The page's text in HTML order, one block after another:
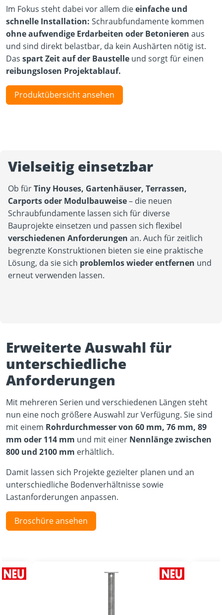
Im Fokus steht dabei vor allem dieeinfache und
schnelle Installation: Schraubfundamente kommen
ohne aufwendige Erdarbeiten oder Betonieren aus
und sind direkt belastbar, da kein Aushärten nötig ist.
Das spart Zeit auf der Baustelle und sorgt für einen
reibungslosen Projektablauf.
Produktübersicht ansehen
Vielseitig einsetzbar
Ob fürTiny Houses, Gartenhäuser, Terrassen,
Carports oder Modulbauweise– die neuen
Schraubfundamente lassen sich für diverse
Bauprojekte einsetzen und passen sich flexibel
verschiedenen Anforderungen an. Auch für zeitlich
begrenzte Konstruktionen bieten sie eine praktische
Lösung, da sie sich problemlos wieder entfernen und
erneut verwenden lassen.
Erweiterte Auswahl für
unterschiedliche
Anforderungen
Mit mehreren Serien und verschiedenen Längen steht
nun eine noch größere Auswahl zur Verfügung. Sie sind
mit einem Rohrdurchmesser von 60 mm, 76 mm, 89
mm oder 114 mm und mit einer Nennlänge zwischen
800 und 2100 mm erhältlich.
Damit lassen sich Projekte gezielter planen und an
unterschiedliche Bodenverhältnisse sowie
Lastanforderungen anpassen.
Broschüre ansehen